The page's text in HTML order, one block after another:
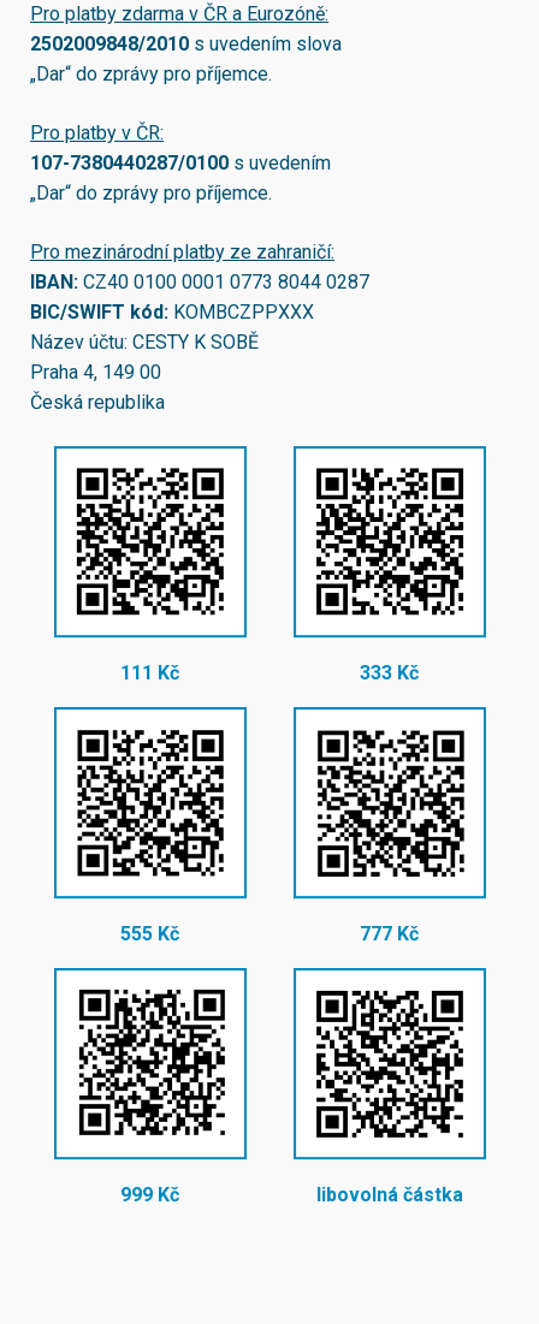
Pro platby zdarma v ČR a Eurozóně:
2502009848/2010 s uvedením slova
„Dar“ do zprávy pro příjemce.
Pro platby v ČR:
107-7380440287/0100 s uvedením
„Dar“ do zprávy pro příjemce.
Pro mezinárodní platby ze zahraničí:
IBAN: CZ40 0100 0001 0773 8044 0287
BIC/SWIFT kód: KOMBCZPPXXX
Název účtu: CESTY K SOBĚ
Praha 4, 149 00
Česká republika
111 Kč 333 Kč
555 Kč 777 Kč
999 Kč libovolná částka